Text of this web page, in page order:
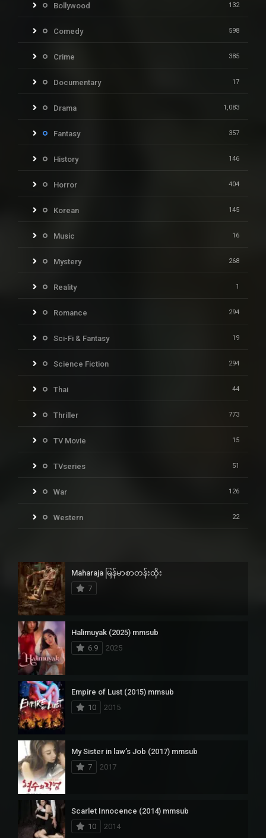
Bollywood 132
Comedy 598
Crime 385
Documentary 17
Drama 1,083
Fantasy 357
History 146
Horror 404
Korean 145
Music 16
Mystery 268
Reality 1
Romance 294
Sci-Fi & Fantasy 19
Science Fiction 294
Thai 44
Thriller 773
TV Movie 15
TVseries 51
War 126
Western 22
Maharaja မြန်မာစာတန်းထိုး
7
Halimuyak (2025) mmsub
6.9
2025
Empire of Lust (2015) mmsub
10
2015
My Sister in law’s Job (2017) mmsub
7
2017
Scarlet Innocence (2014) mmsub
10
2014